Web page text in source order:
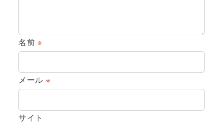
名前※
メール ※
サイト